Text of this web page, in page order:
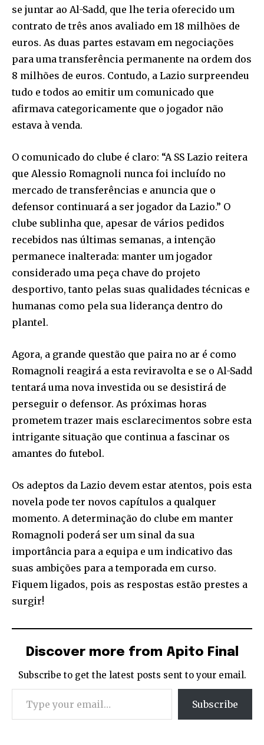
se juntar ao Al-Sadd, que lhe teria oferecido um
contrato de três anos avaliado em 18 milhões de
euros. As duas partes estavam em negociações
para uma transferência permanente na ordem dos
8 milhões de euros. Contudo, a Lazio surpreendeu
tudo e todos ao emitir um comunicado que
afirmava categoricamente que o jogador não
estava à venda.
O comunicado do clube é claro: “A SS Lazio reitera
que Alessio Romagnoli nunca foi incluído no
mercado de transferências e anuncia que o
defensor continuará a ser jogador da Lazio.” O
clube sublinha que, apesar de vários pedidos
recebidos nas últimas semanas, a intenção
permanece inalterada: manter um jogador
considerado uma peça chave do projeto
desportivo, tanto pelas suas qualidades técnicas e
humanas como pela sua liderança dentro do
plantel.
Agora, a grande questão que paira no ar é como
Romagnoli reagirá a esta reviravolta e se o Al-Sadd
tentará uma nova investida ou se desistirá de
perseguir o defensor. As próximas horas
prometem trazer mais esclarecimentos sobre esta
intrigante situação que continua a fascinar os
amantes do futebol.
Os adeptos da Lazio devem estar atentos, pois esta
novela pode ter novos capítulos a qualquer
momento. A determinação do clube em manter
Romagnoli poderá ser um sinal da sua
importância para a equipa e um indicativo das
suas ambições para a temporada em curso.
Fiquem ligados, pois as respostas estão prestes a
surgir!
Discover more from Apito Final
Subscribe to get the latest posts sent to your email.
Type your email…
Subscribe